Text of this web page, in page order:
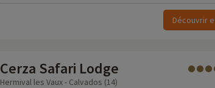
Découvrir
Cerza Safari Lodge
Hermival les Vaux - Calvados (14)